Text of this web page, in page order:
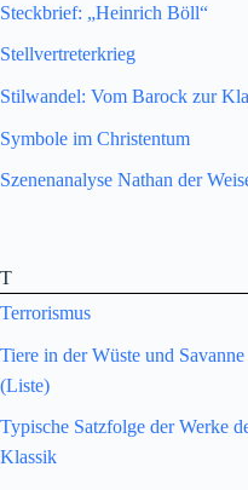
Steckbrief: „Heinrich Böll“
Stellvertreterkrieg
Stilwandel: Vom Barock zur
Symbole im Christentum
Szenenanalyse Nathan der
T
Terrorismus
Tiere in der Wüste und Savanne
(Liste)
Typische Satzfolge der Werke
Klassik